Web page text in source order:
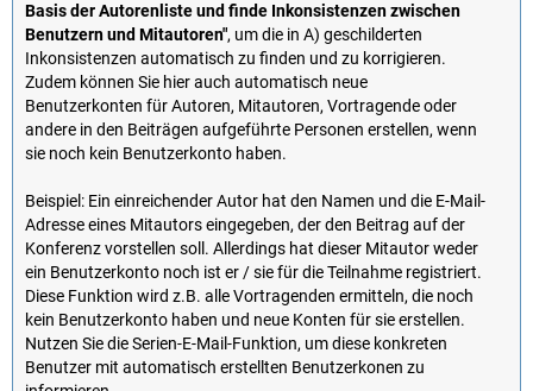
Basis der Autorenliste und finde Inkonsistenzen zwischen
Benutzern und Mitautoren", um die in A) geschilderten
Inkonsistenzen automatisch zu finden und zu korrigieren.
Zudem können Sie hier auch automatisch neue
Benutzerkonten für Autoren, Mitautoren, Vortragende oder
andere in den Beiträgen aufgeführte Personen erstellen, wenn
sie noch kein Benutzerkonto haben.
Beispiel: Ein einreichender Autor hat den Namen und die E-Mail-
Adresse eines Mitautors eingegeben, der den Beitrag auf der
Konferenz vorstellen soll. Allerdings hat dieser Mitautor weder
ein Benutzerkonto noch ist er / sie für die Teilnahme registriert.
Diese Funktion wird z.B. alle Vortragenden ermitteln, die noch
kein Benutzerkonto haben und neue Konten für sie erstellen.
Nutzen Sie die Serien-E-Mail-Funktion, um diese konkreten
Benutzer mit automatisch erstellten Benutzerkonen zu